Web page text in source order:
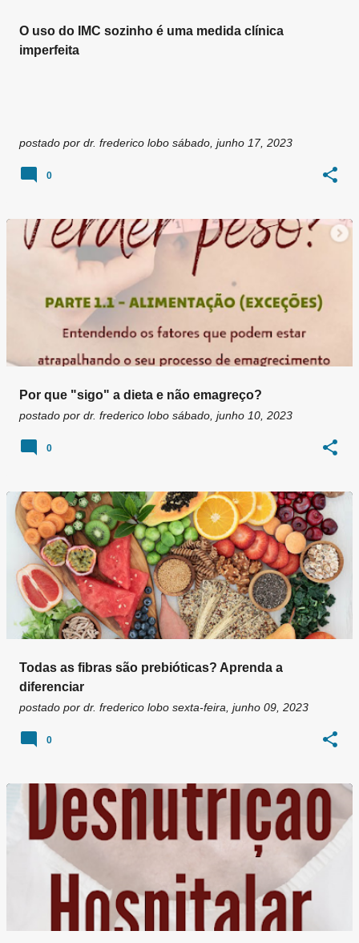
O uso do IMC sozinho é uma medida clínica
imperfeita
postado por dr. frederico lobo sábado, junho 17, 2023
0
Por que "sigo" a dieta e não emagreço?
postado por dr. frederico lobo sábado, junho 10, 2023
0
Todas as fibras são prebióticas? Aprenda a
diferenciar
postado por dr. frederico lobo sexta-feira, junho 09, 2023
0